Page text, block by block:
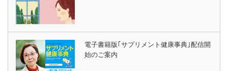
電子書籍版｢サプリメント健康事典｣配信開
始のご案内